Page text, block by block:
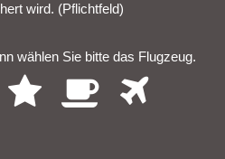
wird. (Pflichtfeld)
wählen Sie bitte das Flugzeug.
2 3 4 5